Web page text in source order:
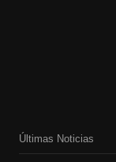
Últimas Noticias